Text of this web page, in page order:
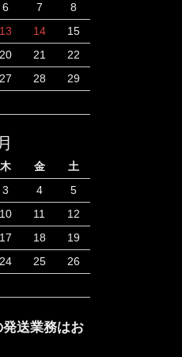
6 7
8
13 14
15
20 21
22
27 28
29
木 金
土
3 4
5
10 11
12
17 18
19
24 25
26
送業務はお